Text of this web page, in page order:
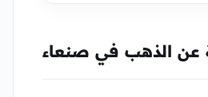
عن الذهب في صنعاء